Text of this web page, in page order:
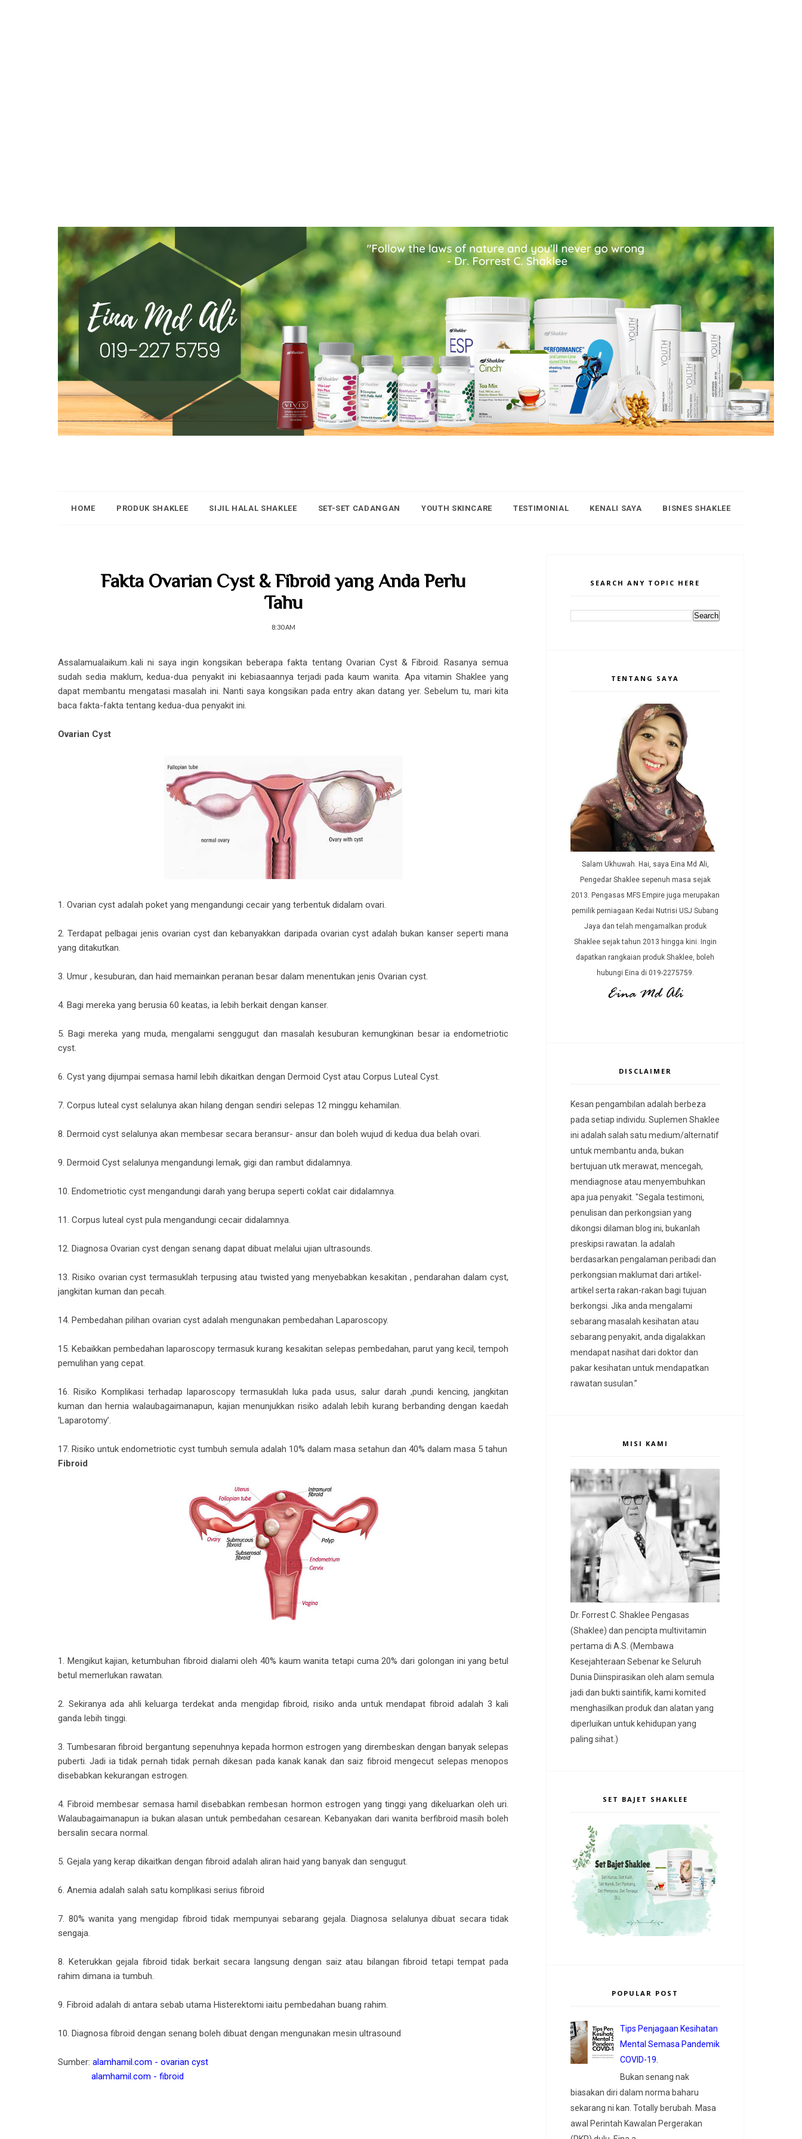
HOME PRODUK SHAKLEE SIJIL HALAL SHAKLEE SET-SET CADANGAN YOUTH SKINCARE TESTIMONIAL KENALI SAYA BISNES SHAKLEE
Fakta Ovarian Cyst & Fibroid yang Anda Perlu
Tahu
8:30 AM
Assalamualaikum..kali ni saya ingin kongsikan beberapa fakta tentang Ovarian Cyst & Fibroid. Rasanya semua
sudah sedia maklum, kedua-dua penyakit ini kebiasaannya terjadi pada kaum wanita. Apa vitamin Shaklee yang
dapat membantu mengatasi masalah ini. Nanti saya kongsikan pada entry akan datang yer. Sebelum tu, mari kita
baca fakta-fakta tentang kedua-dua penyakit ini.
Ovarian Cyst
1. Ovarian cyst adalah poket yang mengandungi cecair yang terbentuk didalam ovari.
2. Terdapat pelbagai jenis ovarian cyst dan kebanyakkan daripada ovarian cyst adalah bukan kanser seperti mana
yang ditakutkan.
3. Umur , kesuburan, dan haid memainkan peranan besar dalam menentukan jenis Ovarian cyst.
4. Bagi mereka yang berusia 60 keatas, ia lebih berkait dengan kanser.
5. Bagi mereka yang muda, mengalami senggugut dan masalah kesuburan kemungkinan besar ia endometriotic
cyst.
6. Cyst yang dijumpai semasa hamil lebih dikaitkan dengan Dermoid Cyst atau Corpus Luteal Cyst.
7. Corpus luteal cyst selalunya akan hilang dengan sendiri selepas 12 minggu kehamilan.
8. Dermoid cyst selalunya akan membesar secara beransur- ansur dan boleh wujud di kedua dua belah ovari.
9. Dermoid Cyst selalunya mengandungi lemak, gigi dan rambut didalamnya.
10. Endometriotic cyst mengandungi darah yang berupa seperti coklat cair didalamnya.
11. Corpus luteal cyst pula mengandungi cecair didalamnya.
12. Diagnosa Ovarian cyst dengan senang dapat dibuat melalui ujian ultrasounds.
13. Risiko ovarian cyst termasuklah terpusing atau twisted yang menyebabkan kesakitan , pendarahan dalam cyst,
jangkitan kuman dan pecah.
14. Pembedahan pilihan ovarian cyst adalah mengunakan pembedahan Laparoscopy.
15. Kebaikkan pembedahan laparoscopy termasuk kurang kesakitan selepas pembedahan, parut yang kecil, tempoh
pemulihan yang cepat.
16. Risiko Komplikasi terhadap laparoscopy termasuklah luka pada usus, salur darah ,pundi kencing, jangkitan
kuman dan hernia walaubagaimanapun, kajian menunjukkan risiko adalah lebih kurang berbanding dengan kaedah
‘Laparotomy’.
17. Risiko untuk endometriotic cyst tumbuh semula adalah 10% dalam masa setahun dan 40% dalam masa 5 tahun
Fibroid
1. Mengikut kajian, ketumbuhan fibroid dialami oleh 40% kaum wanita tetapi cuma 20% dari golongan ini yang betul
betul memerlukan rawatan.
2. Sekiranya ada ahli keluarga terdekat anda mengidap fibroid, risiko anda untuk mendapat fibroid adalah 3 kali
ganda lebih tinggi.
3. Tumbesaran fibroid bergantung sepenuhnya kepada hormon estrogen yang dirembeskan dengan banyak selepas
puberti. Jadi ia tidak pernah tidak pernah dikesan pada kanak kanak dan saiz fibroid mengecut selepas menopos
disebabkan kekurangan estrogen.
4. Fibroid membesar semasa hamil disebabkan rembesan hormon estrogen yang tinggi yang dikeluarkan oleh uri.
Walaubagaimanapun ia bukan alasan untuk pembedahan cesarean. Kebanyakan dari wanita berfibroid masih boleh
bersalin secara normal.
5. Gejala yang kerap dikaitkan dengan fibroid adalah aliran haid yang banyak dan sengugut.
6. Anemia adalah salah satu komplikasi serius fibroid
7. 80% wanita yang mengidap fibroid tidak mempunyai sebarang gejala. Diagnosa selalunya dibuat secara tidak
sengaja.
8. Keterukkan gejala fibroid tidak berkait secara langsung dengan saiz atau bilangan fibroid tetapi tempat pada
rahim dimana ia tumbuh.
9. Fibroid adalah di antara sebab utama Histerektomi iaitu pembedahan buang rahim.
10. Diagnosa fibroid dengan senang boleh dibuat dengan mengunakan mesin ultrasound
Sumber: alamhamil.com - ovarian cyst
alamhamil.com - fibroid
SEARCH ANY TOPIC HERE
TENTANG SAYA
Salam Ukhuwah. Hai, saya Eina Md Ali,
Pengedar Shaklee sepenuh masa sejak
2013. Pengasas MFS Empire juga merupakan
pemilik perniagaan Kedai Nutrisi USJ Subang
Jaya dan telah mengamalkan produk
Shaklee sejak tahun 2013 hingga kini. Ingin
dapatkan rangkaian produk Shaklee, boleh
hubungi Eina di 019-2275759.
DISCLAIMER
Kesan pengambilan adalah berbeza
pada setiap individu. Suplemen Shaklee
ini adalah salah satu medium/alternatif
untuk membantu anda, bukan
bertujuan utk merawat, mencegah,
mendiagnose atau menyembuhkan
apa jua penyakit. "Segala testimoni,
penulisan dan perkongsian yang
dikongsi dilaman blog ini, bukanlah
preskipsi rawatan. Ia adalah
berdasarkan pengalaman peribadi dan
perkongsian maklumat dari artikel-
artikel serta rakan-rakan bagi tujuan
berkongsi. Jika anda mengalami
sebarang masalah kesihatan atau
sebarang penyakit, anda digalakkan
mendapat nasihat dari doktor dan
pakar kesihatan untuk mendapatkan
rawatan susulan.”
MISI KAMI
Dr. Forrest C. Shaklee Pengasas
(Shaklee) dan pencipta multivitamin
pertama di A.S. (Membawa
Kesejahteraan Sebenar ke Seluruh
Dunia Diinspirasikan oleh alam semula
jadi dan bukti saintifik, kami komited
menghasilkan produk dan alatan yang
diperluikan untuk kehidupan yang
paling sihat.)
SET BAJET SHAKLEE
POPULAR POST
Tips Penjagaan Kesihatan
Mental Semasa Pandemik
COVID-19.
Bukan senang nak
biasakan diri dalam norma baharu
sekarang ni kan. Totally berubah. Masa
awal Perintah Kawalan Pergerakan